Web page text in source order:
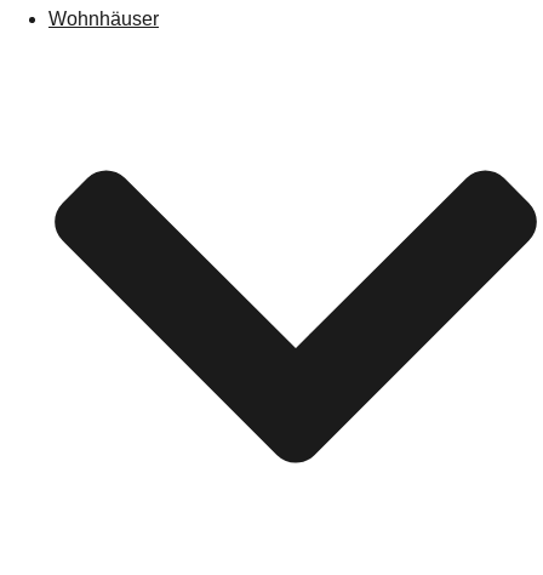
Wohnhäuser